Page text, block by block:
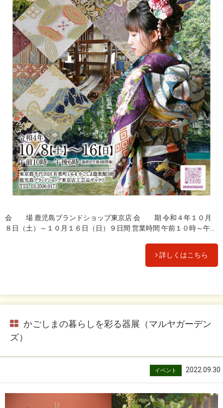
会 場 鹿児島ブランドショップ東京店 会 期 令和４年１０月
８日（土）～１０月１６日（日）９日間 営業時間 午前１０時～午...
詳しくはこちら
かごしまの暮らしを彩る器展（マルヤガーデン
ズ）
イベント 2022.09.30